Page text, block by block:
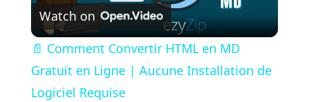
Watch on
📄 Comment Convertir HTML en MD
Gratuit en Ligne | Aucune Installation de
Logiciel Requise